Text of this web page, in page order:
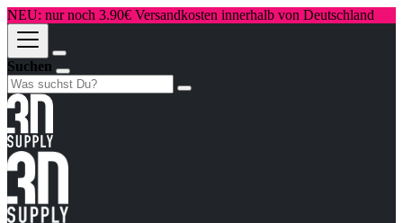
NEU: nur noch 3.90€ Versandkosten innerhalb von Deutschland
Suchen